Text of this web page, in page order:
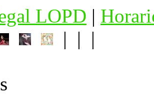
LOPD |
| | |